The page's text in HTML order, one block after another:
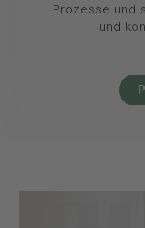
Prozesse und
und